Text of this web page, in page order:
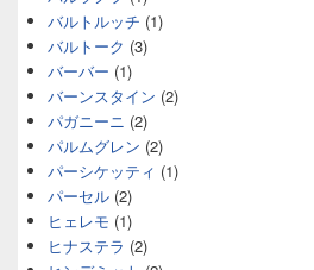
バルトルッチ (1)
バルトーク (3)
バーバー (1)
バーンスタイン (2)
パガニーニ (2)
パルムグレン (2)
パーシケッティ (1)
パーセル (2)
ヒェレモ (1)
ヒナステラ (2)